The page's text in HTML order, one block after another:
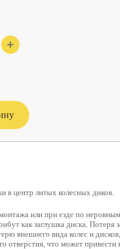
в центр литых колесных диков.
или при езде по
как заглушка диска. Потеря
внешнего вида колес и
отверстия, что может привести